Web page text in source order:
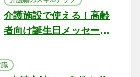
介護施設で使える！高齢
者向け誕生日メッセージ
ト